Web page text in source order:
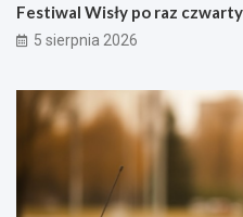
Festiwal Wisły po raz
5 sierpnia 2026